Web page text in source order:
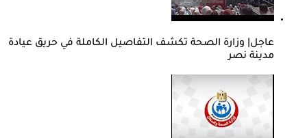
عاجل| وزارة الصحة تكشف التفاصيل الكاملة في حريق عيادة
مدينة نصر